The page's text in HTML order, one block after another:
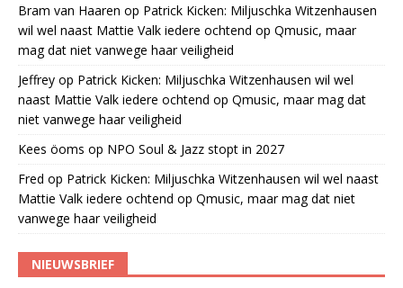
Bram van Haaren op Patrick Kicken: Miljuschka Witzenhausen
wil wel naast Mattie Valk iedere ochtend op Qmusic, maar
mag dat niet vanwege haar veiligheid
Jeffrey op Patrick Kicken: Miljuschka Witzenhausen wil wel
naast Mattie Valk iedere ochtend op Qmusic, maar mag dat
niet vanwege haar veiligheid
Kees öoms op NPO Soul & Jazz stopt in 2027
Fred op Patrick Kicken: Miljuschka Witzenhausen wil wel naast
Mattie Valk iedere ochtend op Qmusic, maar mag dat niet
vanwege haar veiligheid
NIEUWSBRIEF